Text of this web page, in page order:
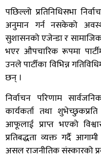
पछिल्लो प्रतिनिधिसभा
अनुमान गर्न नसकेको
सुशासनको एजेन्डा र सामाजिक
भएर औपचारिक रूपमा
उनले पार्टीका विभिन्न
छन् ।
निर्वाचन परिणाम
कार्यकर्ता तथा
आफूलाई प्राप्त भएको
प्रतिबद्धता व्यक्त गर्दै
असल राजनीतिक संस्कारको